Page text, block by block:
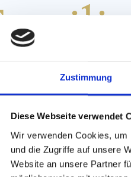
Zustimmung
Diese Webseite verwendet
Wir verwenden Cookies,
und die Zugriffe auf unsere
Website an unsere Partner
IN TIROL
modernen Fitnessbereichen
mit professionellem
kurzes Cardio-Training am
der beiden
hochwertigen Technogym-
der